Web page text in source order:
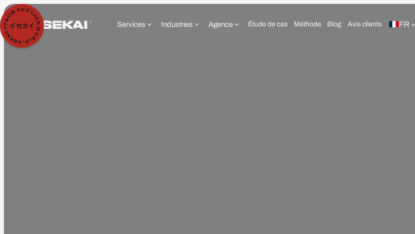
Services Industries Agence Étude de cas Méthode Blog Avis clients FR
イセカイ
A
G
E
N
C
Y
F
R
O
M AN OTH
E
R
W
O
R
L
D
.